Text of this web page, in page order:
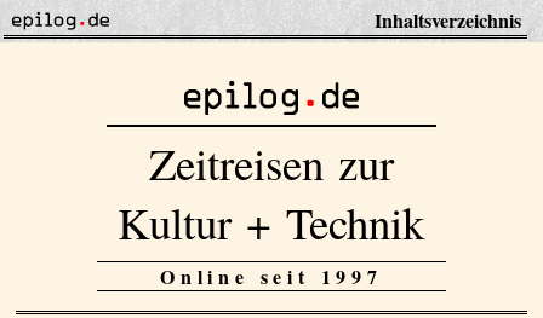
Inhaltsverzeichnis
Zeitreisen zur
Kultur + Technik
Online seit 1997